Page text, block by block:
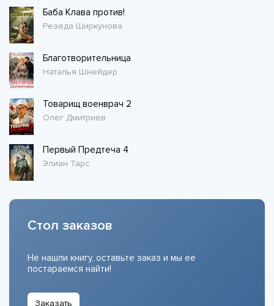
Баба Клава против!
Резеда Ширкунова
Благотворительница
Наталья Шнейдер
Товарищ военврач 2
Олег Дмитриев
Первый Предтеча 4
Элиан Тарс
Стол заказов
Не нашли книгу, оставьте заказ и мы ее
постараемся найти!
Заказать